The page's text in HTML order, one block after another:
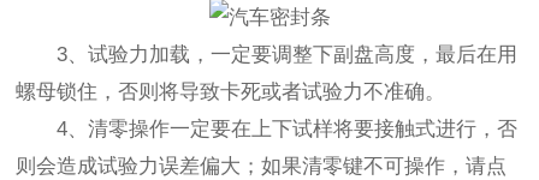
3、试验力加载，一定要调整下副盘高度，最后在用
螺母锁住，否则将导致卡死或者试验力不准确。
4、清零操作一定要在上下试样将要接触式进行，否
则会造成试验力误差偏大；如果清零键不可操作，请点